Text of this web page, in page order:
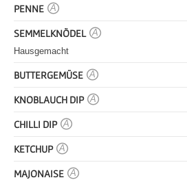
PENNE A
SEMMELKNÖDEL A
Hausgemacht
BUTTERGEMÜSE A
KNOBLAUCH DIP A
CHILLI DIP A
KETCHUP A
MAJONAISE A